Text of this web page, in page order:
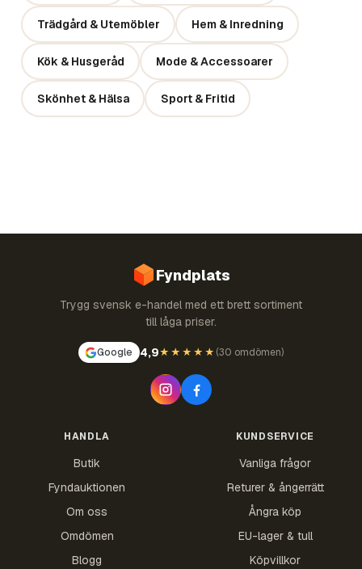
Trädgård & Utemöbler Hem & Inredning
Kök & Husgeråd Mode & Accessoarer
Skönhet & Hälsa Sport & Fritid
Fyndplats
Trygg svensk e-handel med ett brett sortiment
till låga priser.
Google 4,9★★★★★ (30 omdömen)
HANDLA
Butik
Fyndauktionen
Om oss
Omdömen
Blogg
KUNDSERVICE
Vanliga frågor
Returer & ångerrätt
Ångra köp
EU-lager & tull
Köpvillkor